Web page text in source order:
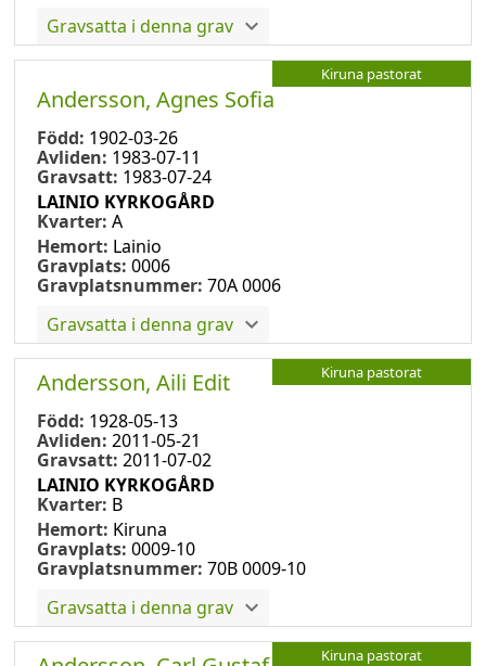
Gravsatta i denna grav
Kiruna pastorat
Andersson, Agnes Sofia
Född: 1902-03-26
Avliden: 1983-07-11
Gravsatt: 1983-07-24
LAINIO KYRKOGÅRD
Kvarter: A
Hemort: Lainio
Gravplats: 0006
Gravplatsnummer: 70A 0006
Gravsatta i denna grav
Kiruna pastorat
Andersson, Aili Edit
Född: 1928-05-13
Avliden: 2011-05-21
Gravsatt: 2011-07-02
LAINIO KYRKOGÅRD
Kvarter: B
Hemort: Kiruna
Gravplats: 0009-10
Gravplatsnummer: 70B 0009-10
Gravsatta i denna grav
Kiruna pastorat